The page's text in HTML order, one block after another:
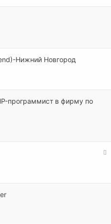
Нижний Новгород
программист в фирму по